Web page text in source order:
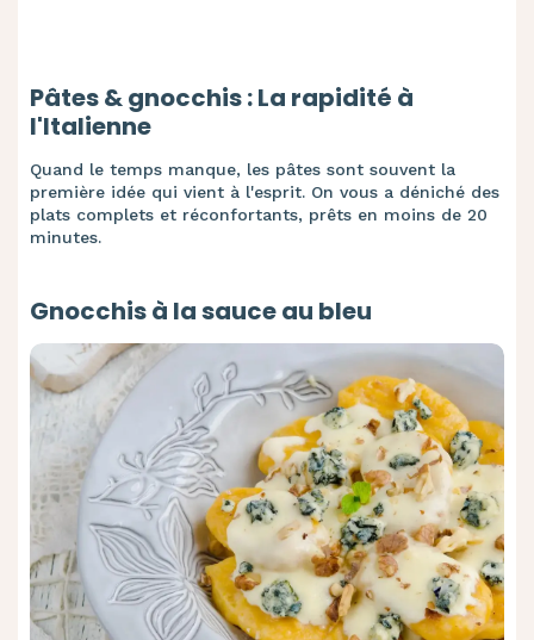
Pâtes & gnocchis : La rapidité à
l'Italienne
Quand le temps manque, les pâtes sont souvent la
première idée qui vient à l'esprit. On vous a déniché des
plats complets et réconfortants, prêts en moins de 20
minutes.
Gnocchis à la sauce au bleu